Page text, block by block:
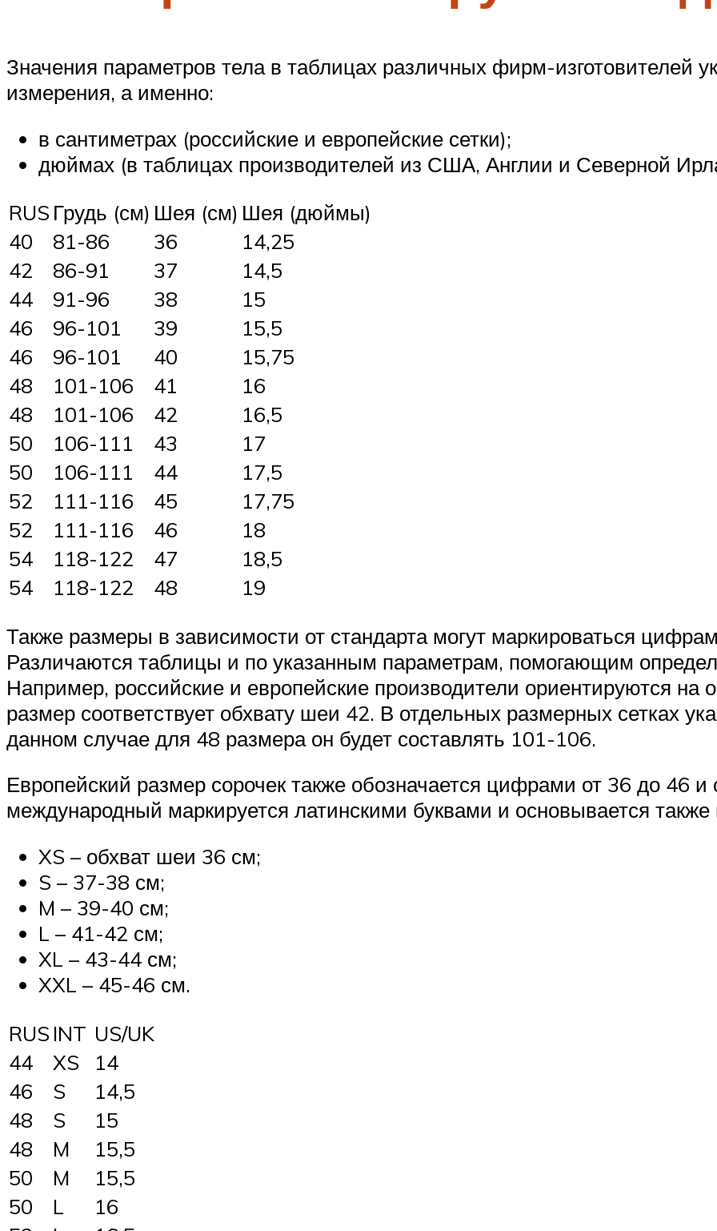
Значения параметров тела в таблицах различных фирм-изготовителей
измерения, а именно:
в сантиметрах (российские и европейские сетки);
дюймах (в таблицах производителей из США, Англии и Северной
RUS Грудь (см) Шея (см) Шея (дюймы)
40
81-86 36
14,25
42
86-91 37
14,5
44
91-96 38
15
46
96-101 39
15,5
46
96-101 40
15,75
48
101-106 41
16
48
101-106 42
16,5
50
106-111 43
17
50
106-111 44
17,5
52
111-116 45
17,75
52
111-116 46
18
54
118-122 47
18,5
54
118-122 48
19
Также размеры в зависимости от стандарта могут маркироваться
Различаются таблицы и по указанным параметрам, помогающим
Например, российские и европейские производители ориентируются на
размер соответствует обхвату шеи 42. В отдельных размерных сетках
данном случае для 48 размера он будет составлять 101-106.
Европейский размер сорочек также обозначается цифрами от 36 до 46
международный маркируется латинскими буквами и основывается
XS – обхват шеи 36 см;
S – 37-38 см;
M – 39-40 см;
L – 41-42 см;
XL – 43-44 см;
XXL – 45-46 см.
RUS INT US/UK
44
XS
14
46
S
14,5
48
S
15
48
M
15,5
50
M
15,5
50
L
16